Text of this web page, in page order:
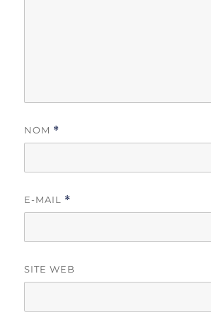
NOM *
E-MAIL *
SITE WEB